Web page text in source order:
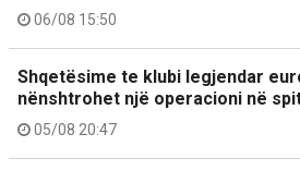
06/08 15:50
Shqetësime te klubi legjendar
nënshtrohet një operacioni në
05/08 20:47